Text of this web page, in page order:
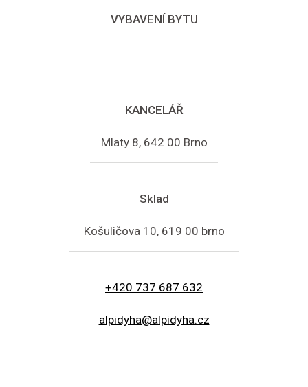
VYBAVENÍ BYTU
KANCELÁŘ
Mlaty 8, 642 00 Brno
Sklad
Košuličova 10, 619 00 brno
+420 737 687 632
alpidyha@alpidyha.cz